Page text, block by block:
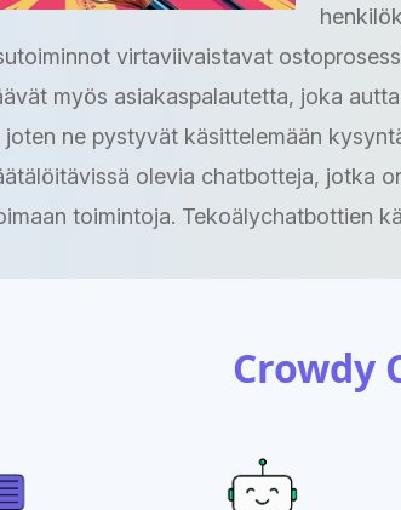
virtaviivaistavat
myös asiakaspalautetta, joka
ne pystyvät käsittelemään
olevia chatbotteja, jotka
toimintoja. Tekoälychatbottien
Crowdy